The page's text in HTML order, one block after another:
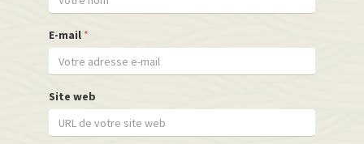
E-mail *
Site web